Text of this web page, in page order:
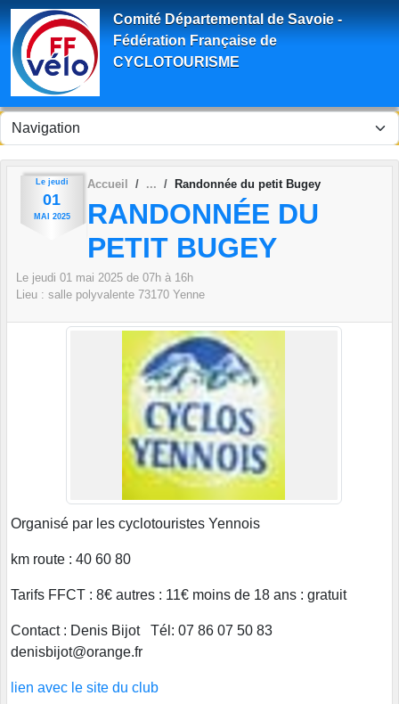
Comité Départemental de Savoie -
Fédération Française de
CYCLOTOURISME
Le jeudi
01
MAI 2025
Accueil Randonnée du petit Bugey
RANDONNÉE DU
PETIT BUGEY
Le jeudi 01 mai 2025 de 07h à 16h
Lieu : salle polyvalente 73170 Yenne
Organisé par les cyclotouristes Yennois
km route : 40 60 80
Tarifs FFCT : 8€ autres : 11€ moins de 18 ans : gratuit
Contact : Denis Bijot Tél: 07 86 07 50 83
denisbijot@orange.fr
lien avec le site du club
Panneau de gestion des cookies